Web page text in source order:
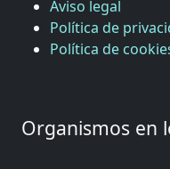
Aviso legal
Política de
Política de
Organismos en